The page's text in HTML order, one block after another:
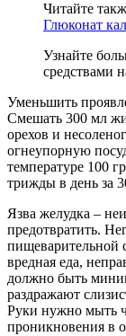
Читайте
Глюконат
Узнайте
средствами
Уменьшить
Смешать 300 мл
орехов и
огнеупорную
температуре 100
трижды в день за
Язва желудка –
предотвратить.
пищеварительной
вредная еда,
должно быть
раздражают
Руки нужно мыть
проникновения в